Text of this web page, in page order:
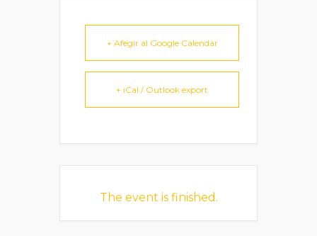
+ Afegir al Google Calendar
+ iCal / Outlook export
The event is finished.